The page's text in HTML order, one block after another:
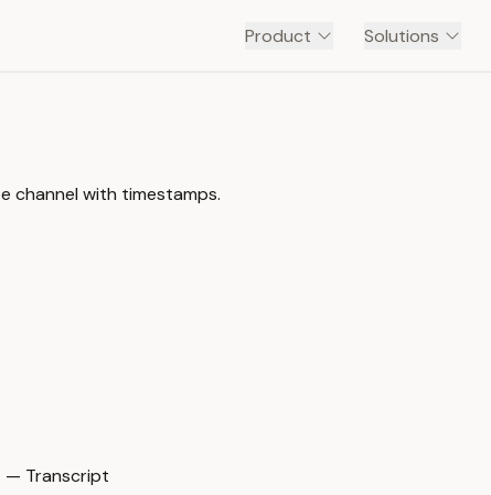
Product Solutions
channel with timestamps.
— Transcript